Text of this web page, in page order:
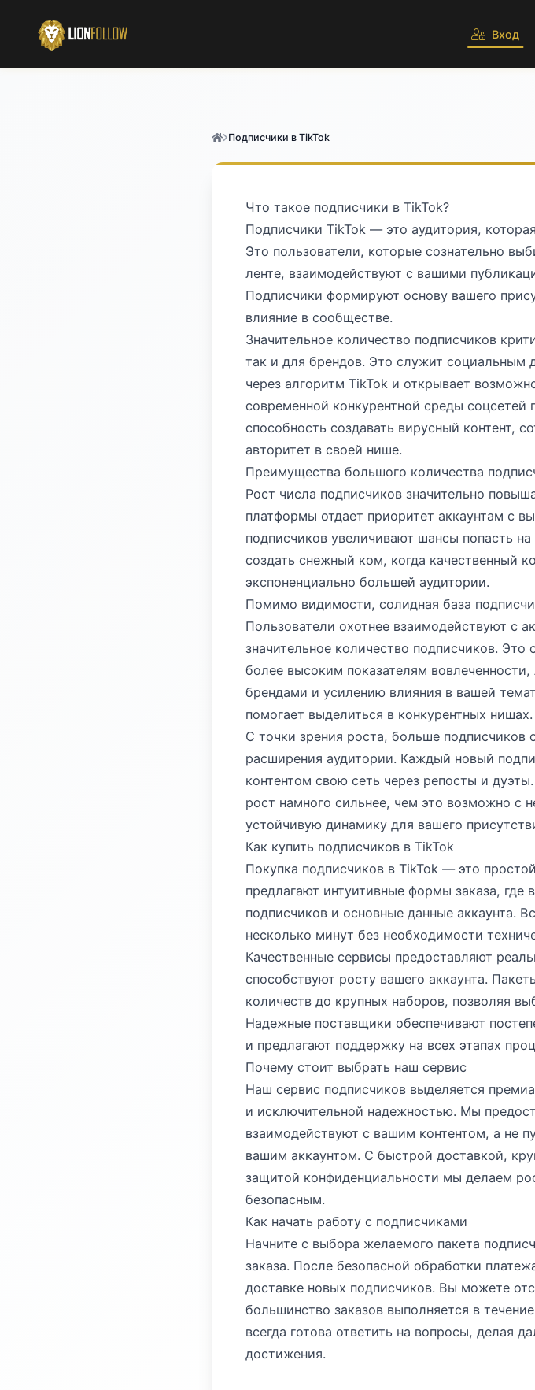
Вход
Подписчики в TikTok
Что такое подписчики в TikTok?
Подписчики TikTok — это аудитория,
Это пользователи, которые сознательно
ленте, взаимодействуют с вашими
Подписчики формируют основу вашего
влияние в сообществе.
Значительное количество подписчиков
так и для брендов. Это служит социальным
через алгоритм TikTok и открывает
современной конкурентной среды
способность создавать вирусный контент,
авторитет в своей нише.
Преимущества большого количества
Рост числа подписчиков значительно
платформы отдает приоритет аккаунтам с
подписчиков увеличивают шансы попасть
создать снежный ком, когда качественный
экспоненциально большей аудитории.
Помимо видимости, солидная база
Пользователи охотнее взаимодействуют с
значительное количество подписчиков. Это
более высоким показателям
брендами и усилению влияния в вашей
помогает выделиться в конкурентных нишах.
С точки зрения роста, больше
расширения аудитории. Каждый новый
контентом свою сеть через репосты и
рост намного сильнее, чем это возможно с
устойчивую динамику для вашего
Как купить подписчиков в TikTok
Покупка подписчиков в TikTok — это
предлагают интуитивные формы заказа, где
подписчиков и основные данные аккаунта.
несколько минут без необходимости
Качественные сервисы предоставляют
способствуют росту вашего аккаунта.
количеств до крупных наборов, позволяя
Надежные поставщики обеспечивают
и предлагают поддержку на всех этапах
Почему стоит выбрать наш сервис
Наш сервис подписчиков выделяется
и исключительной надежностью. Мы
взаимодействуют с вашим контентом, а не
вашим аккаунтом. С быстрой доставкой,
защитой конфиденциальности мы делаем
безопасным.
Как начать работу с подписчиками
Начните с выбора желаемого пакета
заказа. После безопасной обработки
доставке новых подписчиков. Вы можете
большинство заказов выполняется в
всегда готова ответить на вопросы, делая
достижения.